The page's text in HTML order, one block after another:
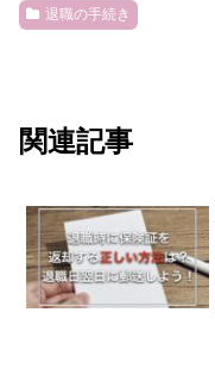
退職の手続き
関連記事